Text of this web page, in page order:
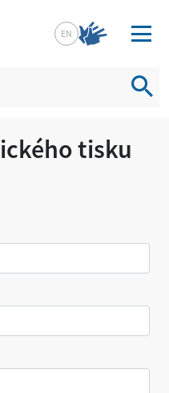
EN
tisku